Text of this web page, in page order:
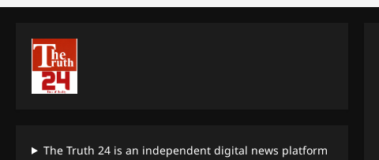
The Truth 24 is an independent digital news platform